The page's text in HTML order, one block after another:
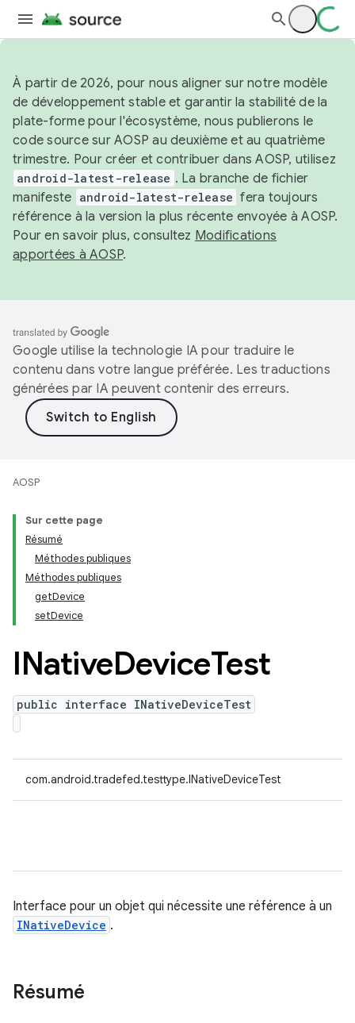
À partir de 2026, pour nous aligner sur notre modèle
de développement stable et garantir la stabilité de la
plate-forme pour l'écosystème, nous publierons le
code source sur AOSP au deuxième et au quatrième
trimestre. Pour créer et contribuer dans AOSP, utilisez
android-latest-release . La branche de fichier
manifeste android-latest-release fera toujours
référence à la version la plus récente envoyée à AOSP.
Pour en savoir plus, consultez Modifications
apportées à AOSP.
Google utilise la technologie IA pour traduire le
contenu dans votre langue préférée. Les traductions
générées par IA peuvent contenir des erreurs.
AOSP
Sur cette page
Résumé
Méthodes publiques
Méthodes publiques
getDevice
setDevice
INativeDeviceTest
public interface INativeDeviceTest
com.android.tradefed.testtype.INativeDeviceTest
Interface pour un objet qui nécessite une référence à un
INativeDevice .
Résumé